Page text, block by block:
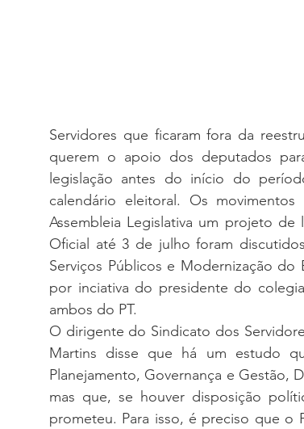
Servidores que ficaram fora da
querem o apoio dos deputados
legislação antes do início do
calendário eleitoral. Os
Assembleia Legislativa um projeto
Oficial até 3 de julho foram
Serviços Públicos e Modernização do
por inciativa do presidente do
ambos do PT.
O dirigente do Sindicato dos
Martins disse que há um estudo
Planejamento, Governança e Gestão,
mas que, se houver disposição
prometeu. Para isso, é preciso que o